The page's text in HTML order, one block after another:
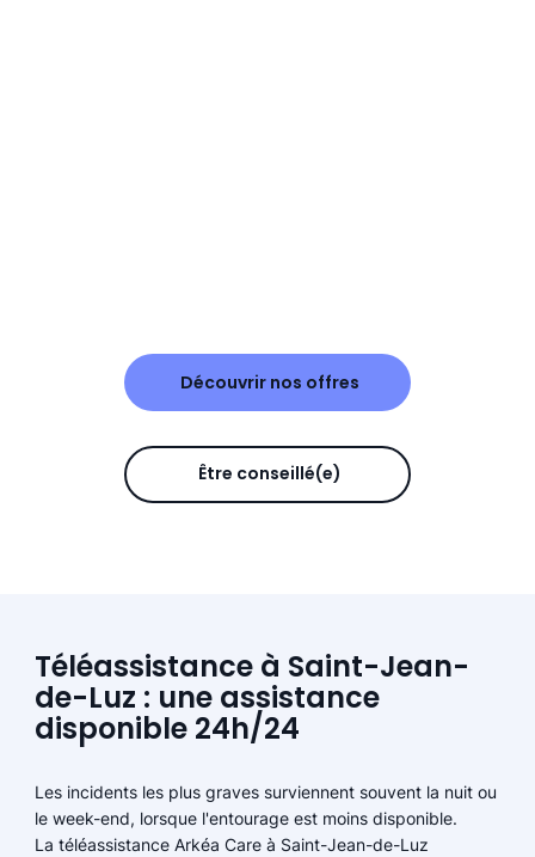
Découvrir nos offres
Être conseillé(e)
Téléassistance à Saint-Jean-
de-Luz : une assistance
disponible 24h/24
Les incidents les plus graves surviennent souvent la nuit ou
le week-end, lorsque l'entourage est moins disponible.
La téléassistance Arkéa Care à Saint-Jean-de-Luz